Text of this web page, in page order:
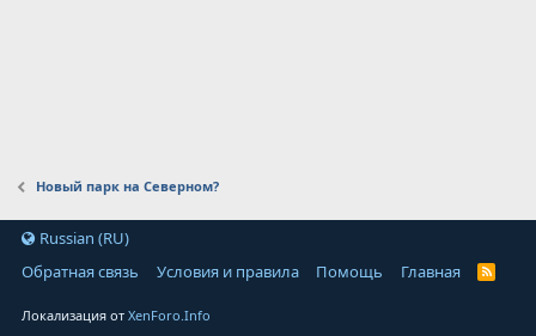
Новый парк на Северном?
Russian (RU)
Обратная связь
Условия и правила Помощь Главная
Локализация отXenForo.Info